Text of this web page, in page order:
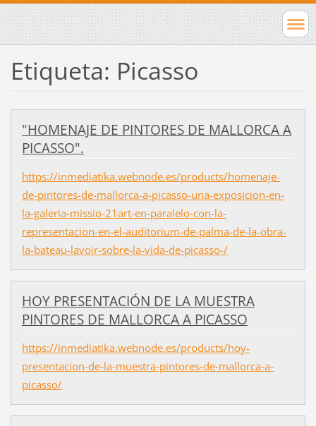
Etiqueta: Picasso
"HOMENAJE DE PINTORES DE MALLORCA A
PICASSO".
https://inmediatika.webnode.es/products/homenaje-
de-pintores-de-mallorca-a-picasso-una-exposicion-en-
la-galeria-missio-21art-en-paralelo-con-la-
representacion-en-el-auditorium-de-palma-de-la-obra-
la-bateau-lavoir-sobre-la-vida-de-picasso-/
HOY PRESENTACIÓN DE LA MUESTRA
PINTORES DE MALLORCA A PICASSO
https://inmediatika.webnode.es/products/hoy-
presentacion-de-la-muestra-pintores-de-mallorca-a-
picasso/